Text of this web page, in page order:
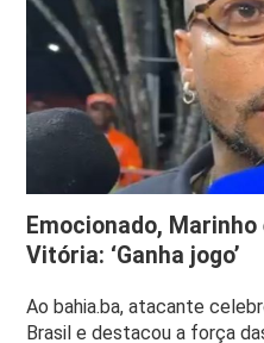
Emocionado,
Vitória: ‘Ganha jogo’
Ao bahia.ba, atacante
Brasil e destacou a força